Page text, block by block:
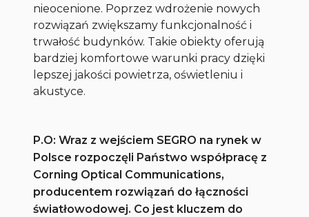
nieocenione. Poprzez wdrożenie nowych
rozwiązań zwiększamy funkcjonalność i
trwałość budynków. Takie obiekty oferują
bardziej komfortowe warunki pracy dzięki
lepszej jakości powietrza, oświetleniu i
akustyce.
P.O: Wraz z wejściem SEGRO na rynek w
Polsce rozpoczęli Państwo współpracę z
Corning Optical Communications,
producentem rozwiązań do łączności
światłowodowej. Co jest kluczem do